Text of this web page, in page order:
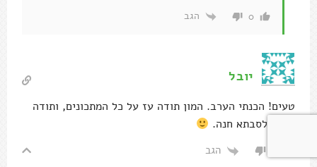
0 הגב
יובל
טעים! הכנתי הערב. המון תודה עז על כל המתכונים, ותודה
בשמי לסבתא חנה.
הגב